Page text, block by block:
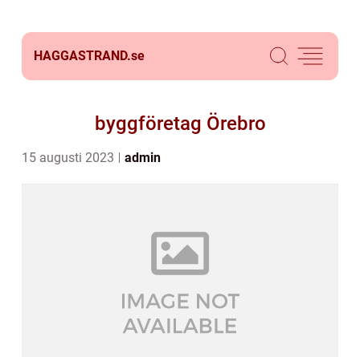
HAGGASTRAND.se
byggföretag Örebro
15 augusti 2023 admin